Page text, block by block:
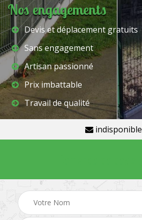
Nos engagements
Devis et déplacement gratuits
Sans engagement
Artisan passionné
Prix imbattable
Travail de qualité
indisponible